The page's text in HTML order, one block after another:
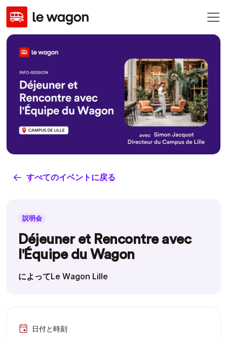
すべてのイベントに戻る
説明会
Déjeuner et Rencontre avec
l'Équipe du Wagon
によってLe Wagon Lille
日付と時刻